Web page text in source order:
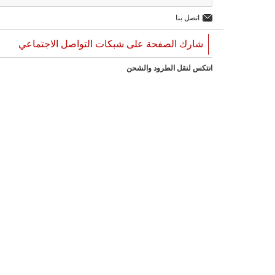
اتصل بنا
شارك الصفحة على شبكات التواصل الاجتماعي
انتكس لنقل الطرود والشحن